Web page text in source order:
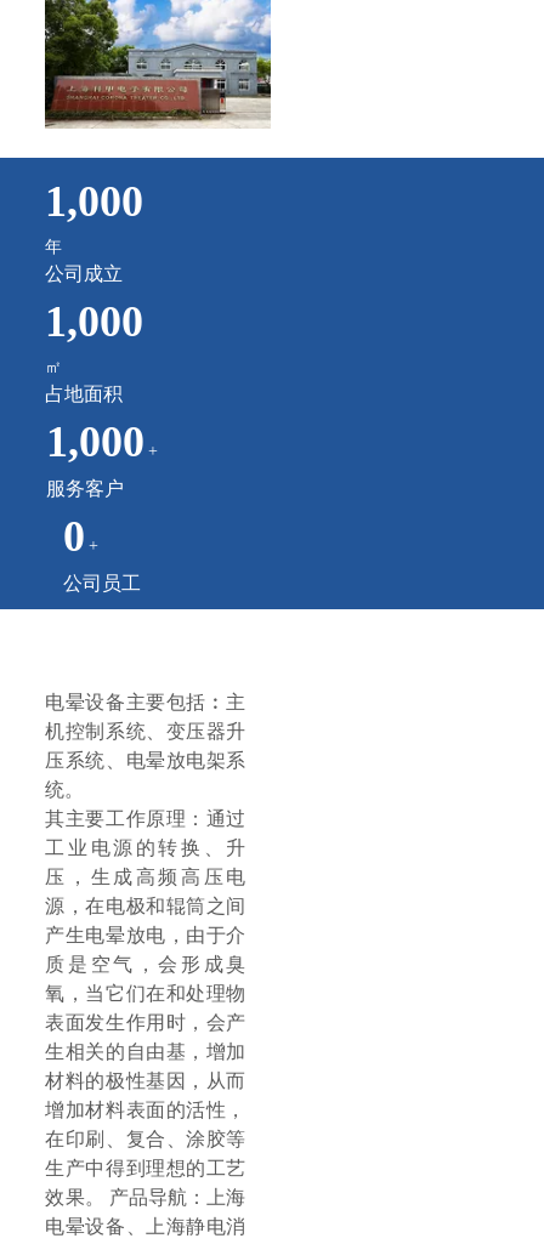
1,000
年
公司成立
1,000
㎡
占地面积
1,000 +
服务客户
0 +
公司员工
电晕设备主要包括︰主
机控制系统、变压器升
压系统、电晕放电架系
统。
其主要工作原理：通过
工业电源的转换、升
压，生成高频高压电
源，在电极和辊筒之间
产生电晕放电，由于介
质是空气，会形成臭
氧，当它们在和处理物
表面发生作用时，会产
生相关的自由基，增加
材料的极性基因，从而
增加材料表面的活性，
在印刷、复合、涂胶等
生产中得到理想的工艺
效果。 产品导航：上海
电晕设备、上海静电消